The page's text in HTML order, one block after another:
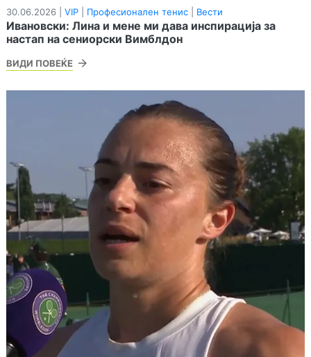
30.06.2026 | VIP Професионален тенис Вести
Ивановски: Лина и мене ми дава инспирација за
настап на сениорски Вимблдон
ВИДИ ПОВЕЌЕ